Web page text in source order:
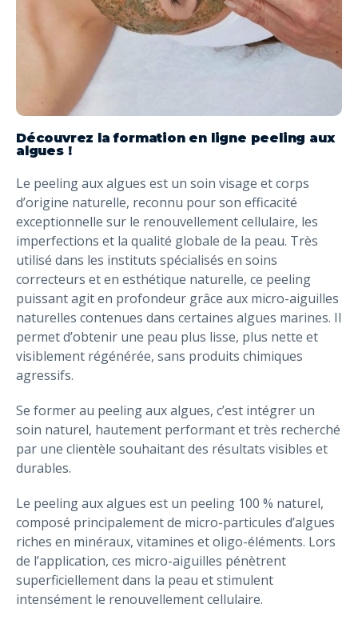
Découvrez la formation en ligne peeling aux
algues !
Le peeling aux algues est un soin visage et corps
d’origine naturelle, reconnu pour son efficacité
exceptionnelle sur le renouvellement cellulaire, les
imperfections et la qualité globale de la peau. Très
utilisé dans les instituts spécialisés en soins
correcteurs et en esthétique naturelle, ce peeling
puissant agit en profondeur grâce aux micro-aiguilles
naturelles contenues dans certaines algues marines. Il
permet d’obtenir une peau plus lisse, plus nette et
visiblement régénérée, sans produits chimiques
agressifs.
Se former au peeling aux algues, c’est intégrer un
soin naturel, hautement performant et très recherché
par une clientèle souhaitant des résultats visibles et
durables.
Le peeling aux algues est un peeling 100 % naturel,
composé principalement de micro-particules d’algues
riches en minéraux, vitamines et oligo-éléments. Lors
de l’application, ces micro-aiguilles pénètrent
superficiellement dans la peau et stimulent
intensément le renouvellement cellulaire.